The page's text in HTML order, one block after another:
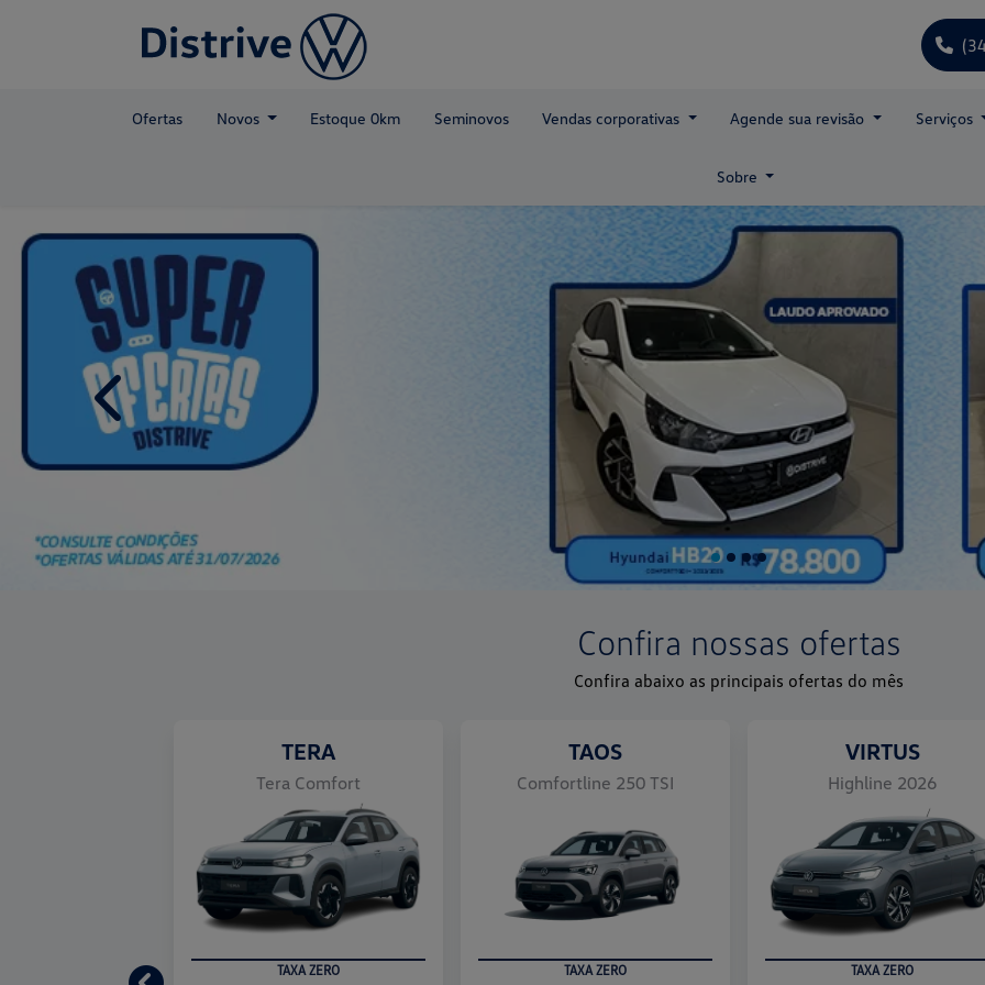
Ofertas Novos Estoque 0km Seminovos Vendas corporativas Agende sua revisão Serviços
Sobre
templates.template-01.components.carousel.texts.control_prev
Confira nossas ofertas
EXCLUSIVO PARA PCD
templates.template-01.components.carousel.texts.control_prev